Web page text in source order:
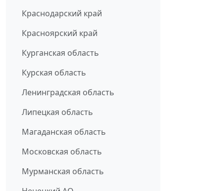
Краснодарский край
Красноярский край
Курганская область
Курская область
Ленинградская область
Липецкая область
Магаданская область
Московская область
Мурманская область